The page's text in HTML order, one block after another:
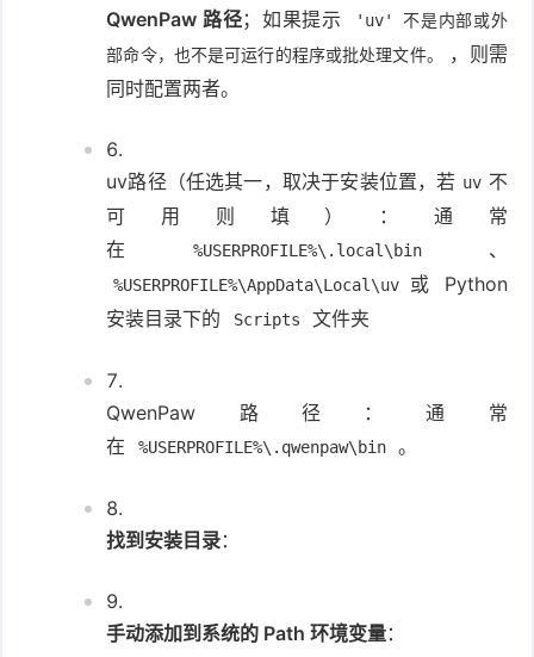
QwenPaw 路径；如果提示
'uv' 不是内部或外
部命令，也不是可运行的程序或批处理文件。
，则需
同时配置两者。
uv路径（任选其一，取决于安装位置，若 uv 不
可用则填）：通常
在
%USERPROFILE%\.local\bin 、
%USERPROFILE%\AppData\Local\uv
或 Python
安装目录下的
Scripts 文件夹
QwenPaw路径：通常
在
%USERPROFILE%\.qwenpaw\bin 。
找到安装目录：
手动添加到系统的 Path 环境变量：